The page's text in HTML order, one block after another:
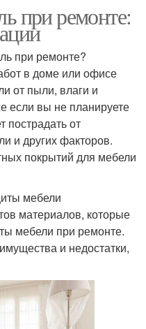
при ремонте:
при ремонте?
в доме или офисе
от пыли, влаги и
если вы не планируете
от
и других факторов.
покрытий для мебели
мебели
материалов, которые
мебели при ремонте.
и недостатки,